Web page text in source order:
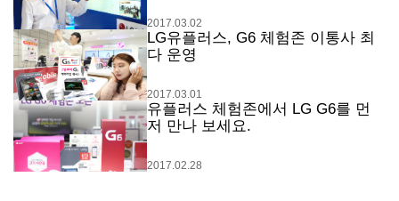
2017.03.02
LG유플러스, G6 체험존 이통사 최
다 운영
2017.03.01
유플러스 체험존에서 LG G6를 먼
저 만나 보세요.
2017.02.28